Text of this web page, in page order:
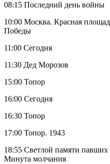
08:15 Последний день войны
10:00 Москва. Красная
Победы
11:00 Сегодня
11:30 Дед Морозов
15:00 Топор
16:00 Сегодня
16:30 Топор
17:00 Топор. 1943
18:55 Светлой памяти
Минута молчания